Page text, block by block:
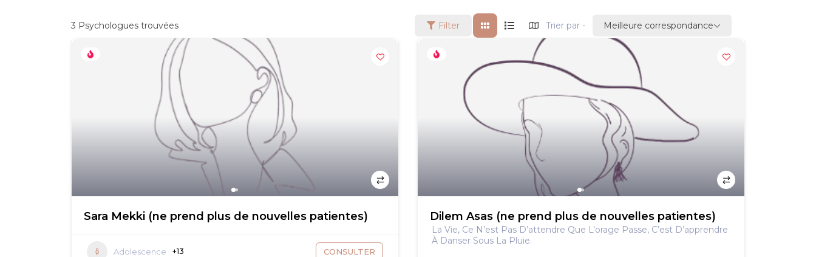
3 Psychologues trouvées Filter Trier par - Meilleure correspondance
Sara Mekki (ne prend plus de nouvelles patientes)
Adolescence +13 CONSULTER
Dilem Asas (ne prend plus de nouvelles patientes)
La Vie, Ce N’est Pas D’attendre Que L’orage Passe, C’est D’apprendre
À Danser Sous La Pluie.